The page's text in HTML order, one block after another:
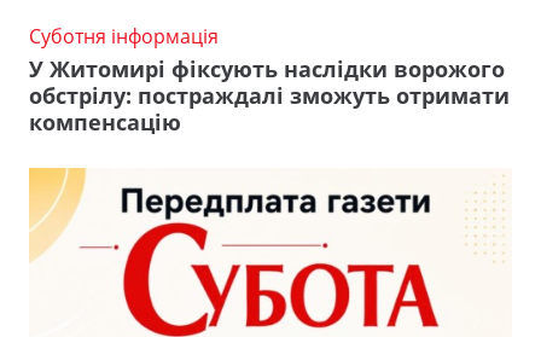
Суботня інформація
У Житомирі фіксують наслідки ворожого
обстрілу: постраждалі зможуть отримати
компенсацію